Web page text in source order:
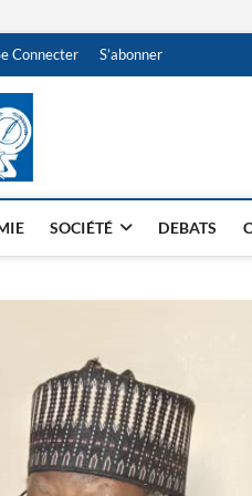
Connecter S’abonner
NDJAMENA
SOCIÉTÉ DEBATS